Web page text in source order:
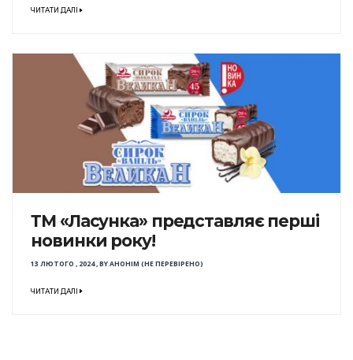
ЧИТАТИ ДАЛІ
ТМ «Ласунка» представляє перші
новинки року!
13 ЛЮТОГО , 2024,BYАНОНІМ (НЕ ПЕРЕВІРЕНО)
ЧИТАТИ ДАЛІ